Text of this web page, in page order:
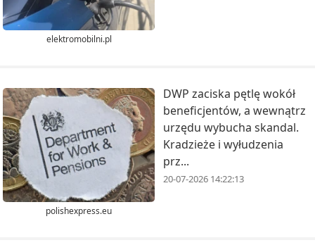
elektromobilni.pl
polishexpress.eu
DWP zaciska pętlę wokół
beneficjentów, a wewnątrz
urzędu wybucha skandal.
Kradzieże i wyłudzenia
prz...
20-07-2026 14:22:13